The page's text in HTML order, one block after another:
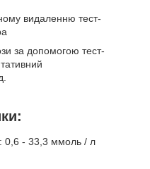
видаленню тест-
за допомогою тест-
0,6 - 33,3 ммоль / л